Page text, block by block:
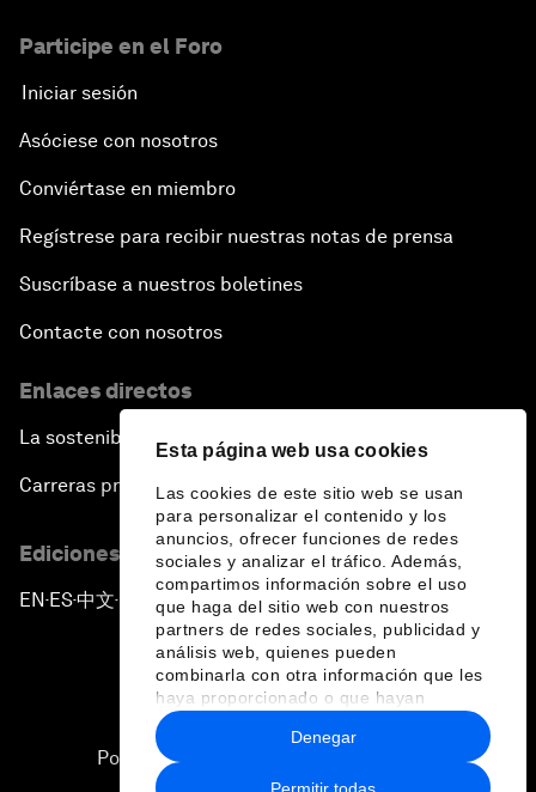
Esta página web usa cookies
Las cookies de este sitio web se usan
para personalizar el contenido y los
anuncios, ofrecer funciones de redes
sociales y analizar el tráfico. Además,
compartimos información sobre el uso
que haga del sitio web con nuestros
partners de redes sociales, publicidad y
análisis web, quienes pueden
combinarla con otra información que les
haya proporcionado o que hayan
recopilado a partir del uso que haya
hecho de sus servicios.
Permitir todas
Denegar
Participe en el Foro
Iniciar sesión
Asóciese con nosotros
Conviértase en miembro
Regístrese para recibir nuestras notas de prensa
Suscríbase a nuestros boletines
Contacte con nosotros
Enlaces directos
La sostenibilidad en el Foro
Carreras profesionales
Ediciones en otros idiomas
EN ▪ES▪中文▪ 日本語
Política de privacidad y normas de uso